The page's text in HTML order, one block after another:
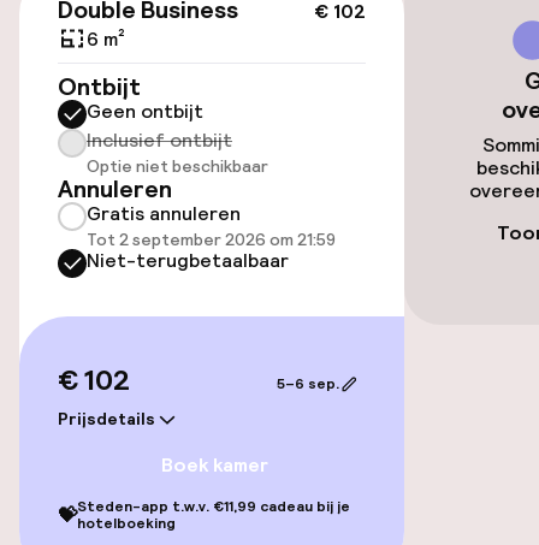
Lift
Entertainment
Gratis wifi
Eet- en drinkgelegenheden
Beleid
Uitsluitend volwassenen
€ 102
Double Business
6 m²
Ontbijt
Geen ontbijt
Inclusief ontbijt
Optie niet beschikbaar
Annuleren
Gratis annuleren
Tot 2 september 2026 om 21:59
Niet-terugbetaalbaar
€ 102
Prijsdetails
5–6 sep.
Boek kamer
💝Steden-app t.w.v. €11,99 cadeau bij je
hotelboeking